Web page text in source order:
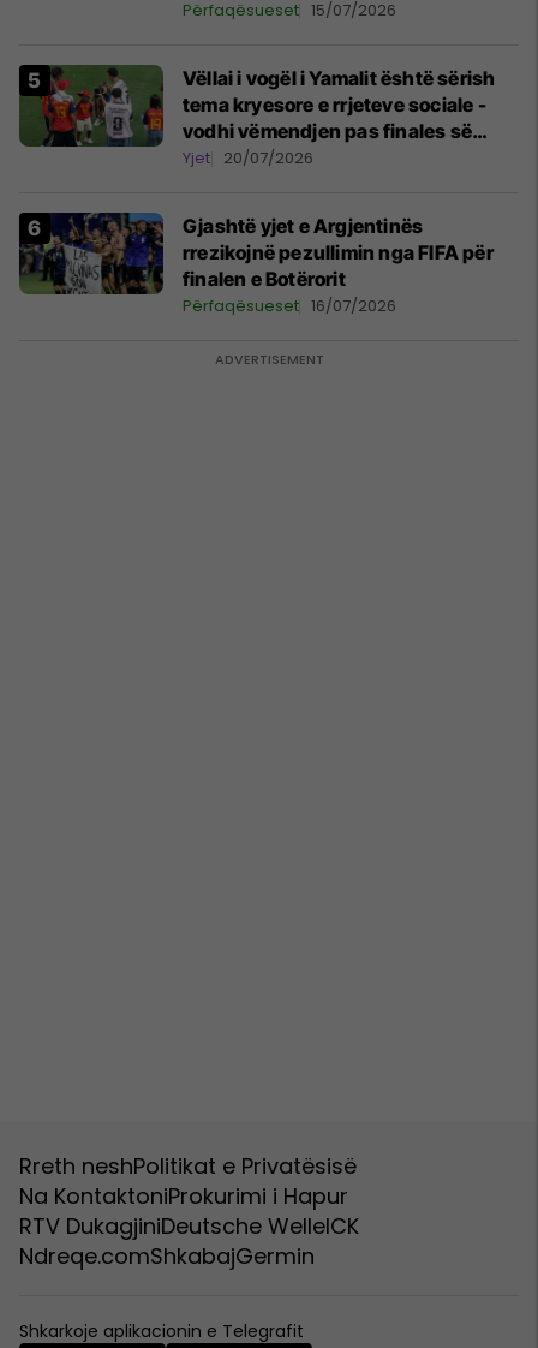
Përfaqësueset 15/07/2026
Vëllai i vogël i Yamalit është sërish
tema kryesore e rrjeteve sociale -
vodhi vëmendjen pas finales së
Kupës së Botës
Yjet 20/07/2026
Gjashtë yjet e Argjentinës
rrezikojnë pezullimin nga FIFA për
finalen e Botërorit
Përfaqësueset 16/07/2026
Rreth neshPolitikat e Privatësisë
Na KontaktoniProkurimi i Hapur
RTV DukagjiniDeutsche WelleICK
Ndreqe.comShkabajGermin
Shkarkoje aplikacionin e Telegrafit